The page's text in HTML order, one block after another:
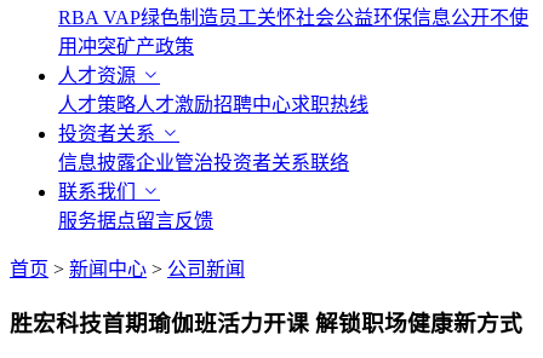
RBA VAP绿色制造员工关怀社会公益环保信息公开不使
用冲突矿产政策
人才资源
人才策略人才激励招聘中心求职热线
投资者关系
信息披露企业管治投资者关系联络
联系我们
服务据点留言反馈
首页 > 新闻中心 > 公司新闻
胜宏科技首期瑜伽班活力开课 解锁职场健康新方式